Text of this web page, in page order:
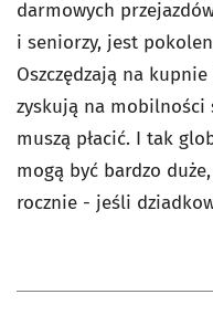
darmowych
i seniorzy, jest
Oszczędzają na
zyskują na mobilności
muszą płacić. I tak
mogą być bardzo
rocznie - jeśli